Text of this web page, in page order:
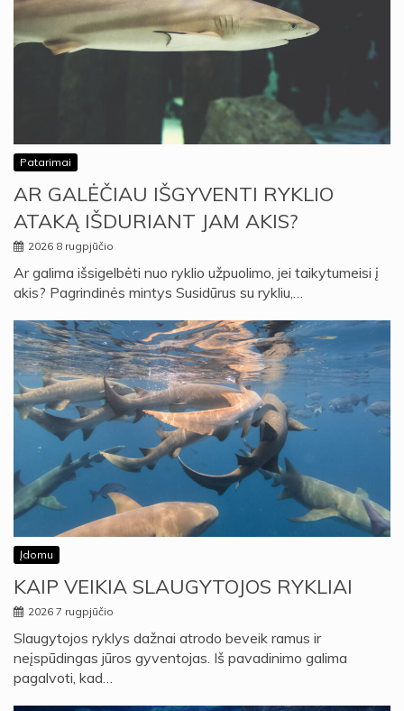
Patarimai
AR GALĖČIAU IŠGYVENTI RYKLIO
ATAKĄ IŠDURIANT JAM AKIS?
2026 8 rugpjūčio
Ar galima išsigelbėti nuo ryklio užpuolimo, jei taikytumeisi į
akis? Pagrindinės mintys Susidūrus su rykliu,…
Įdomu
KAIP VEIKIA SLAUGYTOJOS RYKLIAI
2026 7 rugpjūčio
Slaugytojos ryklys dažnai atrodo beveik ramus ir
neįspūdingas jūros gyventojas. Iš pavadinimo galima
pagalvoti, kad…